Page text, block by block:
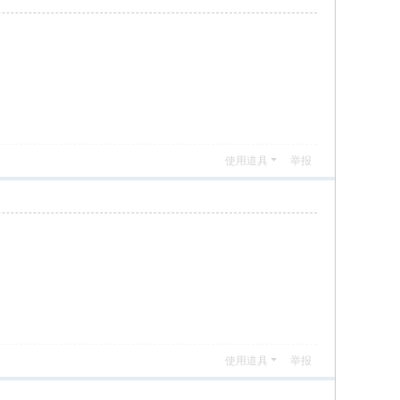
使用道具 举报
使用道具 举报